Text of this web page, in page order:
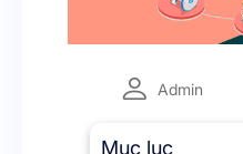
Admin
Mục lục